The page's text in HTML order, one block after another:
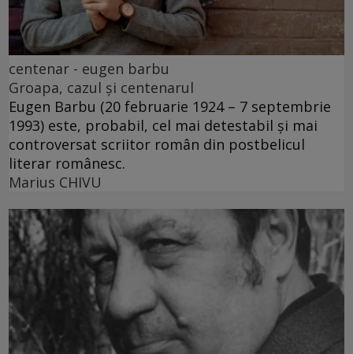
centenar - eugen barbu
Groapa, cazul și centenarul
Eugen Barbu (20 februarie 1924 – 7 septembrie
1993) este, probabil, cel mai detestabil și mai
controversat scriitor român din postbelicul
literar românesc.
Marius CHIVU